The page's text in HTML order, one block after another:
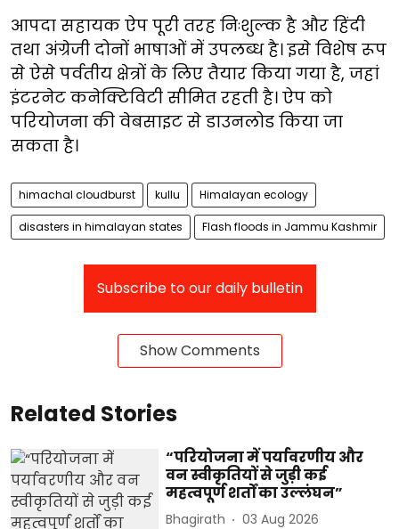
आपदा सहायक ऐप पूरी तरह निःशुल्क है और हिंदी
तथा अंग्रेजी दोनों भाषाओं में उपलब्ध है। इसे विशेष रूप
से ऐसे पर्वतीय क्षेत्रों के लिए तैयार किया गया है, जहां
इंटरनेट कनेक्टिविटी सीमित रहती है। ऐप को
परियोजना की वेबसाइट से डाउनलोड किया जा
सकता है।
himachal cloudburst kullu Himalayan ecology
disasters in himalayan states Flash floods in Jammu Kashmir
Subscribe to our daily bulletin
Show Comments
Related Stories
“परियोजना में पर्यावरणीय और
वन स्वीकृतियों से जुड़ी कई
महत्वपूर्ण शर्तों का उल्लंघन”
Bhagirath 03 Aug 2026